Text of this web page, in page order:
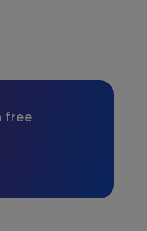
free